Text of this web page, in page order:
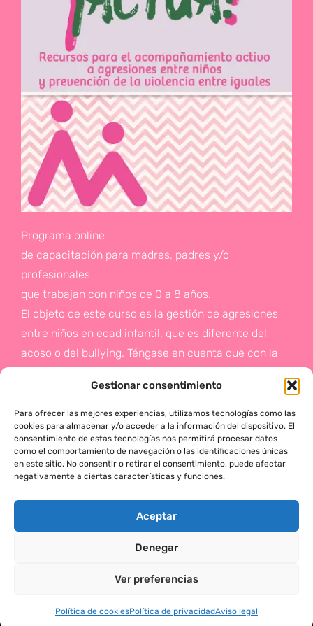
Gestionar consentimiento
Para ofrecer las mejores experiencias, utilizamos tecnologías como las
cookies para almacenar y/o acceder a la información del dispositivo. El
consentimiento de estas tecnologías nos permitirá procesar datos
como el comportamiento de navegación o las identificaciones únicas
en este sitio. No consentir o retirar el consentimiento, puede afectar
negativamente a ciertas características y funciones.
Aceptar
Denegar
Ver preferencias
Política de cookiesPolítica de privacidadAviso legal
Programa online
de capacitación para madres, padres y/o
profesionales
que trabajan con niños de 0 a 8 años.
El objeto de este curso es la gestión de agresiones
entre niños en edad infantil, que es diferente del
acoso o del bullying. Téngase en cuenta que con la
de la prevención a un problema que suele aparecer
en etapas posteriores como es el acoso.
Si deseas más información,
haz click en este enlace:
MÓNICA SERRANO © 2025 TODOS LOS DERECHOS RESERVADOS